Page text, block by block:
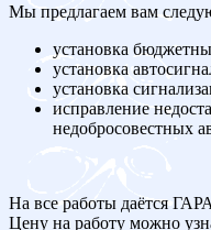
Мы предлагаем вам
установка
установка
установка
исправление
недобросовестных
На все работы даётся
Цену на работу можно